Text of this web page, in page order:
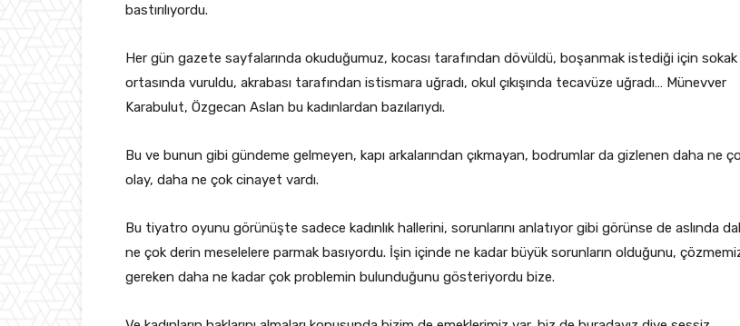
bastırılıyordu.
Her gün gazete sayfalarında okuduğumuz, kocası tarafından dövüldü, boşanmak istediği için sokak
ortasında vuruldu, akrabası tarafından istismara uğradı, okul çıkışında tecavüze uğradı… Münevver
Karabulut, Özgecan Aslan bu kadınlardan bazılarıydı.
Bu ve bunun gibi gündeme gelmeyen, kapı arkalarından çıkmayan, bodrumlar da gizlenen daha ne
olay, daha ne çok cinayet vardı.
Bu tiyatro oyunu görünüşte sadece kadınlık hallerini, sorunlarını anlatıyor gibi görünse de aslında
ne çok derin meselelere parmak basıyordu. İşin içinde ne kadar büyük sorunların olduğunu,
gereken daha ne kadar çok problemin bulunduğunu gösteriyordu bize.